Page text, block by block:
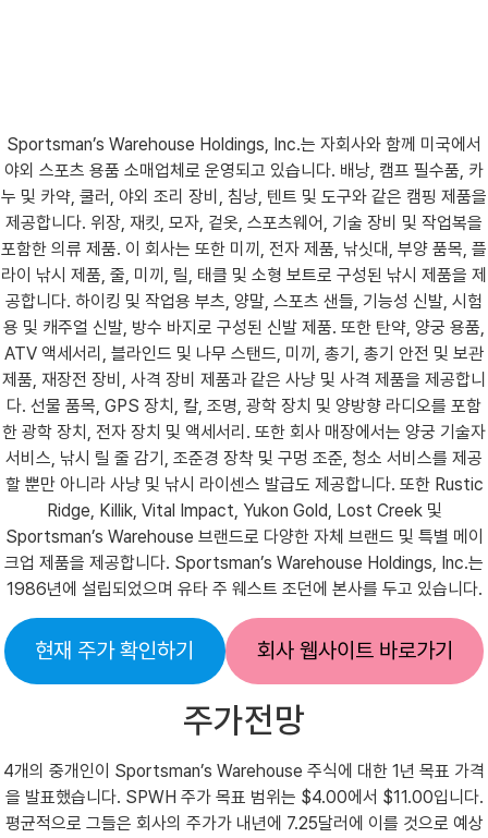
Sportsman’s Warehouse Holdings, Inc.는 자회사와 함께 미국에서
야외 스포츠 용품 소매업체로 운영되고 있습니다. 배낭, 캠프 필수품, 카
누 및 카약, 쿨러, 야외 조리 장비, 침낭, 텐트 및 도구와 같은 캠핑 제품을
제공합니다. 위장, 재킷, 모자, 겉옷, 스포츠웨어, 기술 장비 및 작업복을
포함한 의류 제품. 이 회사는 또한 미끼, 전자 제품, 낚싯대, 부양 품목, 플
라이 낚시 제품, 줄, 미끼, 릴, 태클 및 소형 보트로 구성된 낚시 제품을 제
공합니다. 하이킹 및 작업용 부츠, 양말, 스포츠 샌들, 기능성 신발, 시험
용 및 캐주얼 신발, 방수 바지로 구성된 신발 제품. 또한 탄약, 양궁 용품,
ATV 액세서리, 블라인드 및 나무 스탠드, 미끼, 총기, 총기 안전 및 보관
제품, 재장전 장비, 사격 장비 제품과 같은 사냥 및 사격 제품을 제공합니
다. 선물 품목, GPS 장치, 칼, 조명, 광학 장치 및 양방향 라디오를 포함
한 광학 장치, 전자 장치 및 액세서리. 또한 회사 매장에서는 양궁 기술자
서비스, 낚시 릴 줄 감기, 조준경 장착 및 구멍 조준, 청소 서비스를 제공
할 뿐만 아니라 사냥 및 낚시 라이센스 발급도 제공합니다. 또한 Rustic
Ridge, Killik, Vital Impact, Yukon Gold, Lost Creek 및
Sportsman’s Warehouse 브랜드로 다양한 자체 브랜드 및 특별 메이
크업 제품을 제공합니다. Sportsman’s Warehouse Holdings, Inc.는
1986년에 설립되었으며 유타 주 웨스트 조던에 본사를 두고 있습니다.
현재 주가 확인하기 회사 웹사이트 바로가기
주가전망
4개의 중개인이 Sportsman’s Warehouse 주식에 대한 1년 목표 가격
을 발표했습니다. SPWH 주가 목표 범위는 $4.00에서 $11.00입니다.
평균적으로 그들은 회사의 주가가 내년에 7.25달러에 이를 것으로 예상